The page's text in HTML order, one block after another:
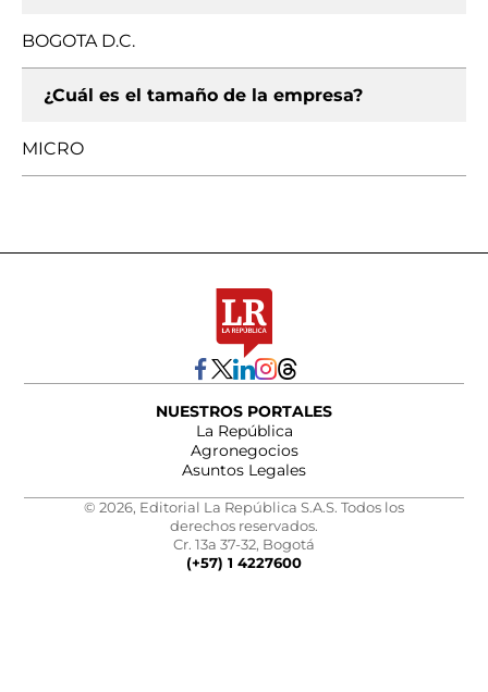
BOGOTA D.C.
¿Cuál es el tamaño de la empresa?
MICRO
NUESTROS PORTALES
La República
Agronegocios
Asuntos Legales
© 2026, Editorial La República S.A.S. Todos los
derechos reservados.
Cr. 13a 37-32, Bogotá
(+57) 1 4227600